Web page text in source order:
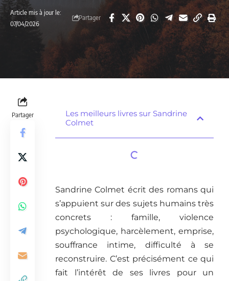
Article mis à jour le:
07/04/2026
Partager
Partager
Les meilleurs livres sur Sandrine
Colmet
Sandrine Colmet écrit des romans qui
s’appuient sur des sujets humains très
concrets : famille, violence
psychologique, harcèlement, emprise,
souffrance intime, difficulté à se
reconstruire. C’est précisément ce qui
fait l’intérêt de ses livres pour un